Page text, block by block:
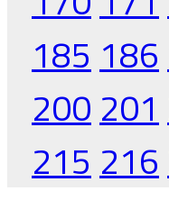
185 186
200 201
215 216